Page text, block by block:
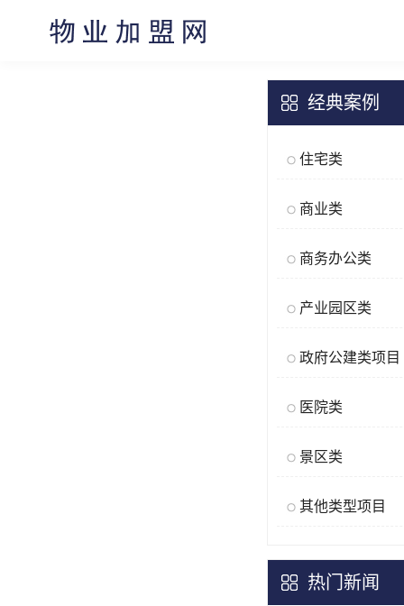
经典案例
住宅类
商业类
商务办公类
产业园区类
政府公建类项目
医院类
景区类
其他类型项目
热门新闻